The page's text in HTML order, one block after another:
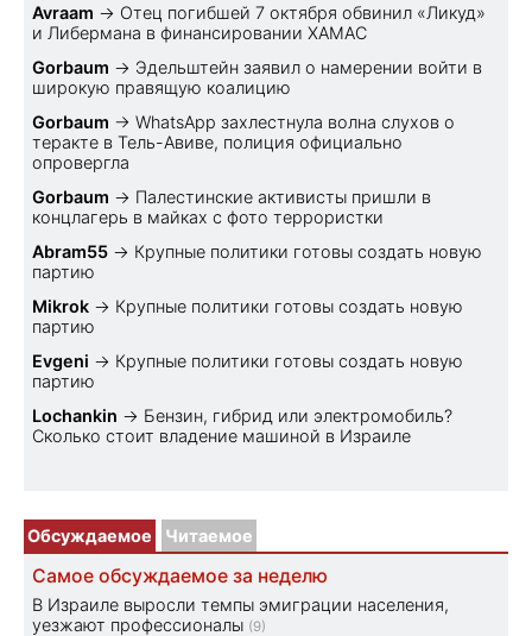
Avraam → Отец погибшей 7 октября обвинил «Ликуд»
и Либермана в финансировании ХАМАС
Gorbaum → Эдельштейн заявил о намерении войти в
широкую правящую коалицию
Gorbaum → WhatsApp захлестнула волна слухов о
теракте в Тель-Авиве, полиция официально
опровергла
Gorbaum → Палестинские активисты пришли в
концлагерь в майках с фото террористки
Abram55 → Крупные политики готовы создать новую
партию
Mikrok → Крупные политики готовы создать новую
партию
Evgeni → Крупные политики готовы создать новую
партию
Lochankin → Бензин, гибрид или электромобиль?
Cколько стоит владение машиной в Израиле
Обсуждаемое Читаемое
Самое обсуждаемое за неделю
В Израиле выросли темпы эмиграции населения,
уезжают профессионалы (9)